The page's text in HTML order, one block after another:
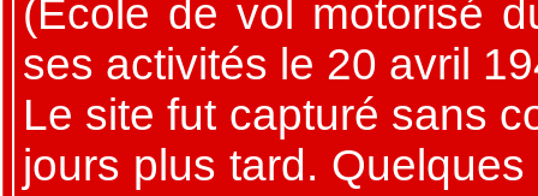
(Ecole de vol motorisé
ses activités le 20 avril
Le site fut capturé sans
jours plus tard.